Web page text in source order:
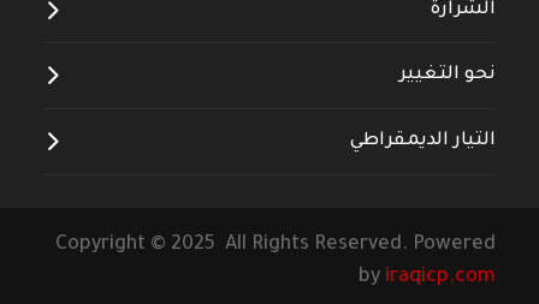
الشرارة
نحو التغيير
التيار الديمقراطي
Copyright © 2025 All Rights Reserved. Powered
by iraqicp.com